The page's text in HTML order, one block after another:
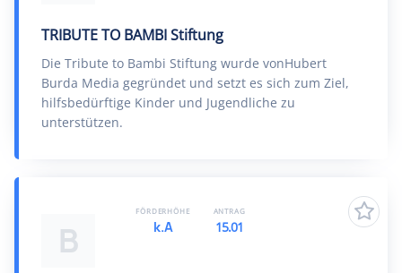
TRIBUTE TO BAMBI Stiftung
Die Tribute to Bambi Stiftung wurde vonHubert
Burda Media gegründet und setzt es sich zum Ziel,
hilfsbedürftige Kinder und Jugendliche zu
unterstützen.
B
FÖRDERHÖHE
k.A
ANTRAG
15.01